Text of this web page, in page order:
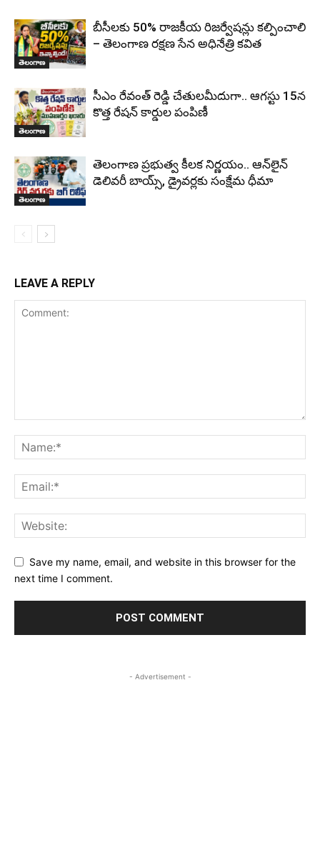
తెలంగాణ
బీసీలకు 50% రాజకీయ రిజర్వేషన్లు కల్పించాలి
– తెలంగాణ రక్షణ సేన అధినేత్రి కవిత
తెలంగాణ
సీఎం రేవంత్ రెడ్డి చేతులమీదుగా.. ఆగస్టు 15న
కొత్త రేషన్ కార్డుల పంపిణీ
తెలంగాణ
తెలంగాణ ప్రభుత్వ కీలక నిర్ణయం.. ఆన్‌లైన్
డెలివరీ బాయ్స్, డ్రైవర్లకు సంక్షేమ ధీమా
LEAVE A REPLY
Save my name, email, and website in this browser for the
next time I comment.
- Advertisement -